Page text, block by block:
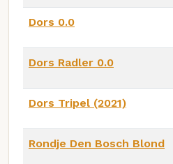
Dors 0.0
Dors Radler 0.0
Dors Tripel (2021)
Rondje Den Bosch Blond